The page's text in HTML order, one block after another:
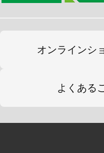
エレガントな真
オンラインシ
よくある